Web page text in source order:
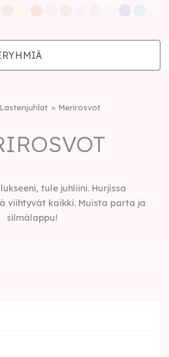
Lastenjuhlat Merirosvot
tule juhliini. Hurjissa
viihtyvät kaikki. Muista parta ja
silmälappu!